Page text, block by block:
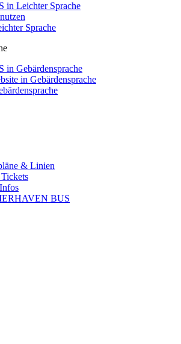
Leichter Sprache
Sprache
Gebärdensprache
in Gebärdensprache
& Linien
BUS